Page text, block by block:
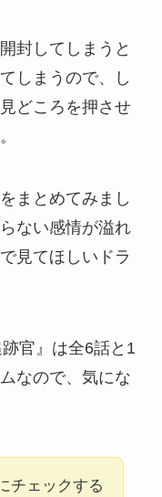
封してしまうと
しまうので、し
どころを押させ
まとめてみまし
ない感情が溢れ
見てほしいドラ
官』は全6話と1
なので、気にな
チェックする